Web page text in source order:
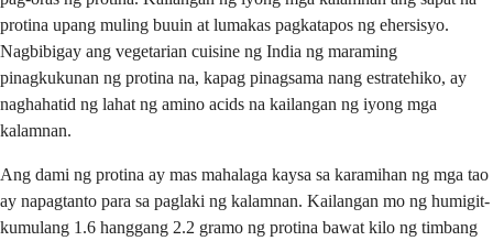
protina upang muling buuin at lumakas pagkatapos ng ehersisyo.
Nagbibigay ang vegetarian cuisine ng India ng maraming
pinagkukunan ng protina na, kapag pinagsama nang estratehiko, ay
naghahatid ng lahat ng amino acids na kailangan ng iyong mga
kalamnan.
Ang dami ng protina ay mas mahalaga kaysa sa karamihan ng mga tao
ay napagtanto para sa paglaki ng kalamnan. Kailangan mo ng humigit-
kumulang 1.6 hanggang 2.2 gramo ng protina bawat kilo ng timbang